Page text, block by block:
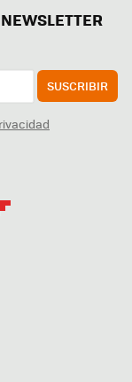
SUSCRIBIR